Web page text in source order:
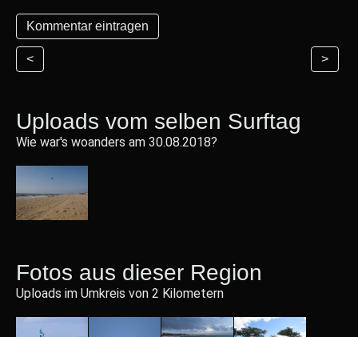
< >
Uploads vom selben Surftag
Wie war's woanders am 30.08.2018?
Fotos aus dieser Region
Uploads im Umkreis von 2 Kilometern